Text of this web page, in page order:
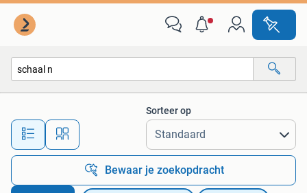
Alle afstanden…
Sorteer op
Bewaar je zoekopdracht